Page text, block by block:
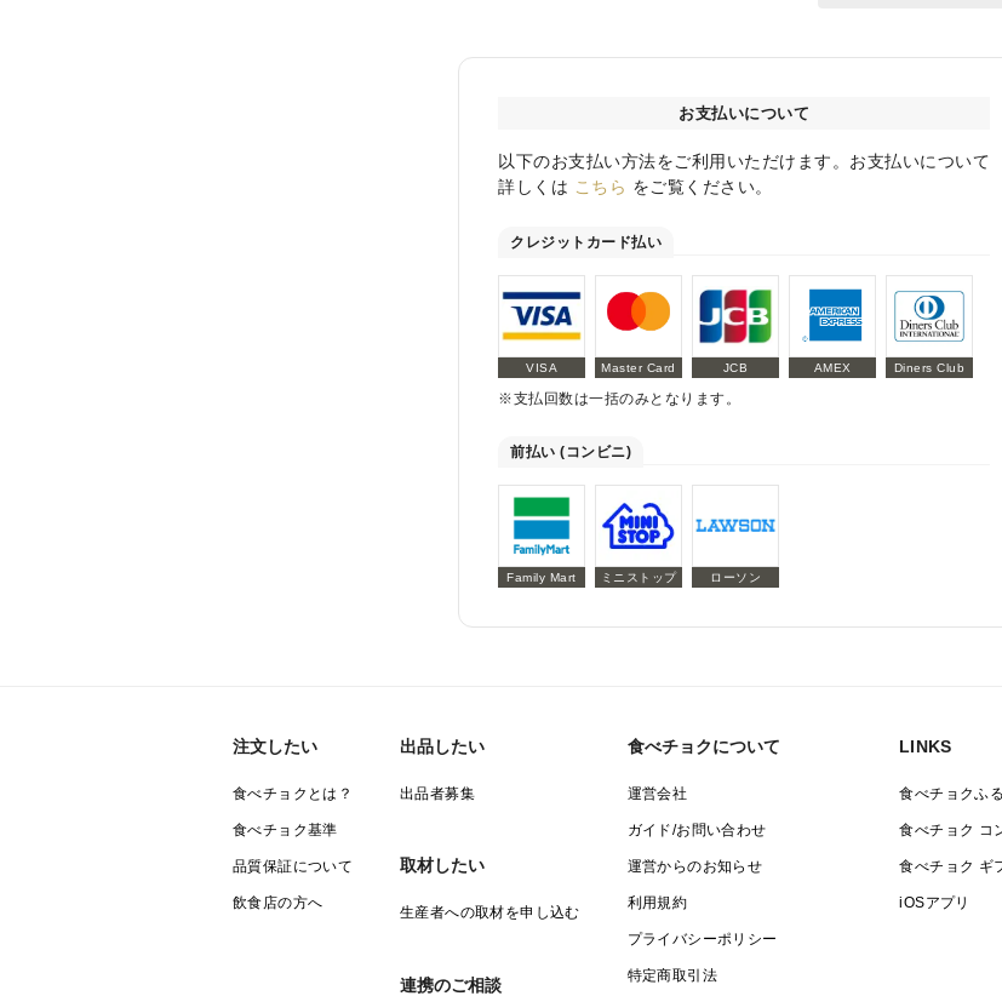
お支払いについて
以下のお支払い方法をご利用いただけます。お支払いについて
詳しくは こちら をご覧ください。
クレジットカード払い
VISA Master Card JCB AMEX Diners Club
※支払回数は一括のみとなります。
前払い (コンビニ)
Family Mart ミニストップ ローソン
注文したい
食べチョクとは？
食べチョク基準
品質保証について
飲食店の方へ
出品したい
出品者募集
取材したい
生産者への取材を申し込む
連携のご相談
食べチョクについて
運営会社
ガイド/お問い合わせ
運営からのお知らせ
利用規約
プライバシーポリシー
特定商取引法
LINKS
食べチョクふ
食べチョク コ
食べチョク ギ
iOSアプリ